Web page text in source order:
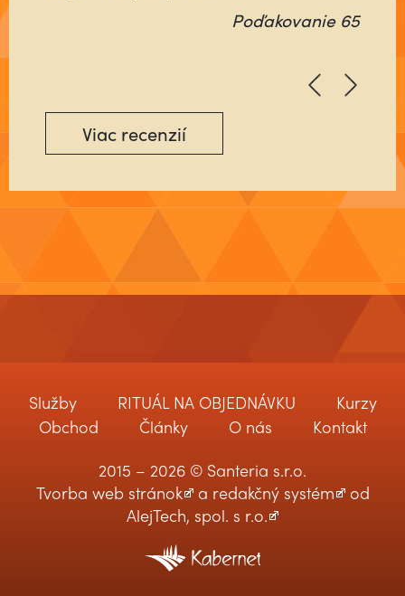
Poďakovanie 65
Poďakovanie 64
Viac recenzií
Služby RITUÁL NA OBJEDNÁVKU
Kurzy
Obchod
Články O nás
Kontakt
2015 – 2026 © Santeria s.r.o.
Tvorba web stránok a redakčný systém od
AlejTech, spol. s r.o.